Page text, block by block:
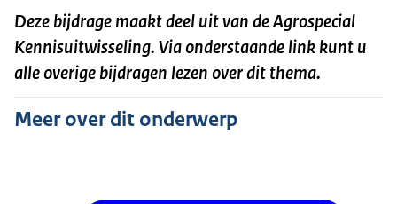
Deze bijdrage maakt deel uit van de Agrospecial
Kennisuitwisseling. Via onderstaande link kunt u
alle overige bijdragen lezen over dit thema.
Meer over dit onderwerp